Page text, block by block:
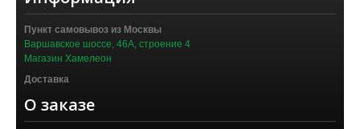
Пункт самовывоз из Москвы
Варшавское шоссе, 46А, строение 4
Магазин Хамелеон
Доставка
О заказе